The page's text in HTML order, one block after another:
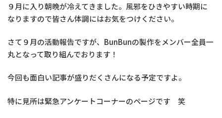
９月に入り朝晩が冷えてきました。風邪をひきやすい時期に
なりますので皆さん体調にはお気をつけください。
さて９月の活動報告ですが、BunBunの製作をメンバー全員一
丸となって取り組んでおります！
今回も面白い記事が盛りだくさんになる予定ですよ。
特に見所は緊急アンケートコーナーのページです 笑